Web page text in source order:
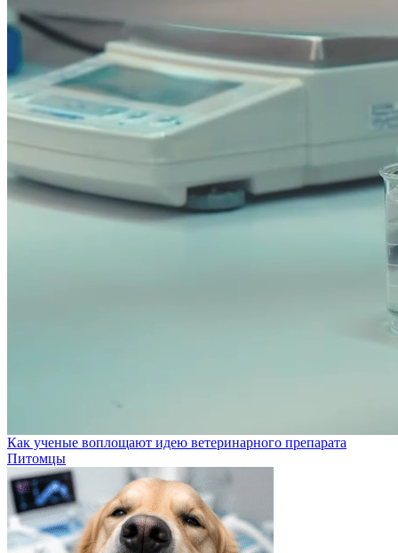
Как ученые воплощают идею ветеринарного препарата
Питомцы